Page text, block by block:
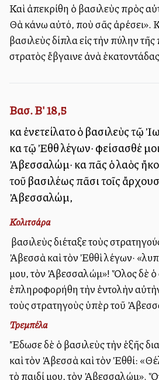
Καὶ ἀπεκρίθη ὁ βασιλεὺς πρὸς
Θὰ κάνω αὐτό, ποὺ σᾶς ἀρέσει».
βασιλεὺς δίπλα εἰς τὴν πύλην
στρατὸς ἔβγαινε ἀνὰ
Βασ. Β' 18,5
καὶ ἐνετείλατο ὁ βασιλεὺς τῷ
καὶ τῷ Ἐθθὶ λέγων· φείσασθέ
Ἀβεσσαλώμ· καὶ πᾶς ὁ λαὸς
τοῦ βασιλέως πᾶσι τοῖς
Ἀβεσσαλώμ,
Κολιτσάρα
Ὁ βασιλεὺς διέταξε τοὺς
Ἀβεσσὰ καὶ τὸν Ἐθθὶ λέγων·
μου, τὸν Ἀβεσσαλώμ»! Ὅλος δὲ ὁ
ἐπληροφορήθη τὴν ἐντολὴν
τοὺς στρατηγοὺς ὑπὲρ τοῦ
Τρεμπέλα
Ἔδωσε δὲ ὁ βασιλεὺς τὴν ἑξῆς
καὶ τὸν Ἀβεσσὰ καὶ τὸν Ἐθθί:
τὸ παιδί μου, τὸν Ἀβεσσαλώμ».